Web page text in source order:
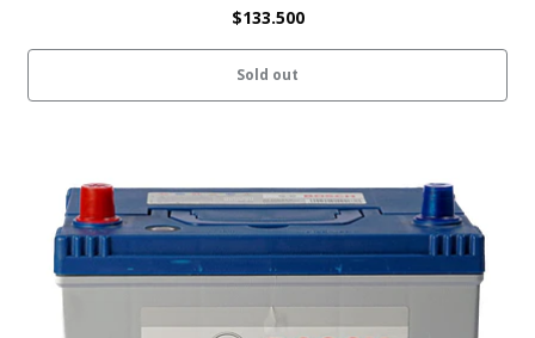
$133.500
Sold out